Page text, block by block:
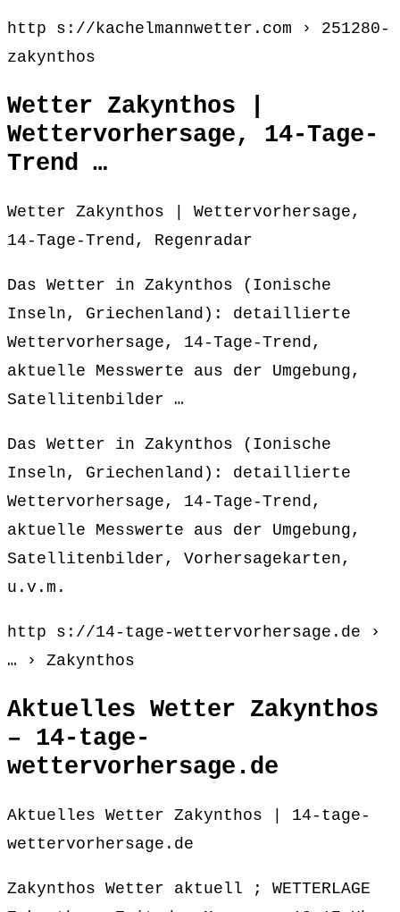
http s://kachelmannwetter.com › 251280-
zakynthos
Wetter Zakynthos |
Wettervorhersage, 14-Tage-
Trend …
Wetter Zakynthos | Wettervorhersage,
14-Tage-Trend, Regenradar
Das Wetter in Zakynthos (Ionische
Inseln, Griechenland): detaillierte
Wettervorhersage, 14-Tage-Trend,
aktuelle Messwerte aus der Umgebung,
Satellitenbilder …
Das Wetter in Zakynthos (Ionische
Inseln, Griechenland): detaillierte
Wettervorhersage, 14-Tage-Trend,
aktuelle Messwerte aus der Umgebung,
Satellitenbilder, Vorhersagekarten,
u.v.m.
http s://14-tage-wettervorhersage.de ›
… › Zakynthos
Aktuelles Wetter Zakynthos
– 14-tage-
wettervorhersage.de
Aktuelles Wetter Zakynthos | 14-tage-
wettervorhersage.de
Zakynthos Wetter aktuell ; WETTERLAGE